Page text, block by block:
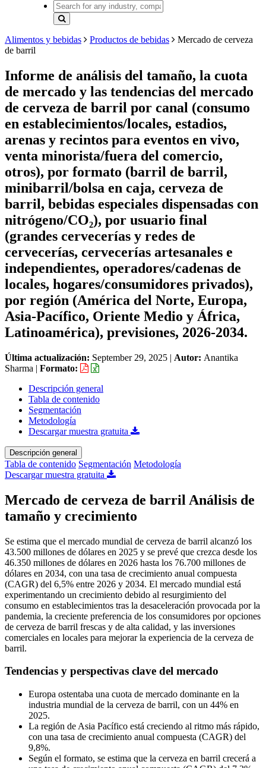
Alimentos y bebidas Productos de bebidas
Mercado de cerveza
de barril
Informe de análisis del tamaño, la cuota
de mercado y las tendencias del mercado
de cerveza de barril por canal (consumo
en establecimientos/locales, estadios,
arenas y recintos para eventos en vivo,
venta minorista/fuera del comercio,
otros), por formato (barril de barril,
minibarril/bolsa en caja, cerveza de
barril, bebidas especiales dispensadas con
nitrógeno/CO₂), por usuario final
(grandes cervecerías y redes de
cervecerías, cervecerías artesanales e
independientes, operadores/cadenas de
locales, hogares/consumidores privados),
por región (América del Norte, Europa,
Asia-Pacífico, Oriente Medio y África,
Latinoamérica), previsiones, 2026-2034.
Última actualización: September 29, 2025 | Autor: Anantika
Sharma | Formato:
Descripción general
Tabla de contenido
Segmentación
Metodología
Descargar muestra gratuita
Descripción general
Tabla de contenido Segmentación Metodología
Descargar muestra gratuita
Mercado de cerveza de barril Análisis de
tamaño y crecimiento
Se estima que el mercado mundial de cerveza de barril alcanzó los
43.500 millones de dólares en 2025 y se prevé que crezca desde los
46.350 millones de dólares en 2026 hasta los 76.700 millones de
dólares en 2034, con una tasa de crecimiento anual compuesta
(CAGR) del 6,5% entre 2026 y 2034. El mercado mundial está
experimentando un crecimiento debido al resurgimiento del
consumo en establecimientos tras la desaceleración provocada por la
pandemia, la creciente preferencia de los consumidores por opciones
de cerveza de barril frescas y de alta calidad, y las inversiones
comerciales en locales para mejorar la experiencia de la cerveza de
barril.
Tendencias y perspectivas clave del mercado
Europa ostentaba una cuota de mercado dominante en la
industria mundial de la cerveza de barril, con un 44% en
2025.
La región de Asia Pacífico está creciendo al ritmo más rápido,
con una tasa de crecimiento anual compuesta (CAGR) del
9,8%.
Según el formato, se estima que la cerveza en barril crecerá a